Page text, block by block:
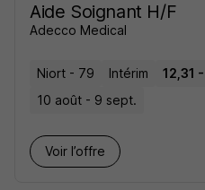
Aide Soignant H/F
Adecco Medical
Niort - 79 Intérim
12,31
10 août - 9 sept.
Voir l’offre